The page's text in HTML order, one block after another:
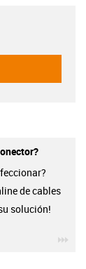
de cables
solución!